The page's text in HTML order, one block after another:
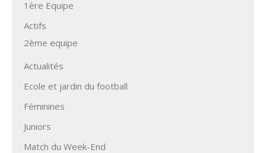
1ère Equipe
Actifs
2ème equipe
Actualités
Ecole et jardin du football
Féminines
Juniors
Match du Week-End